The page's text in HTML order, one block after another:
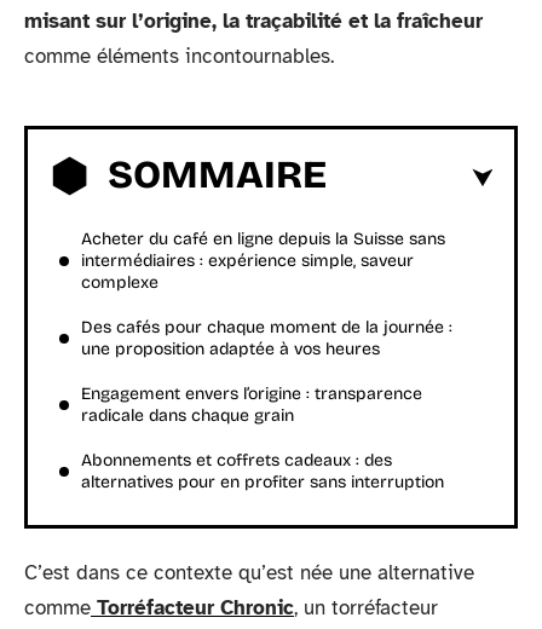
misant sur l’origine, la traçabilité et la fraîcheur
comme éléments incontournables.
SOMMAIRE
Acheter du café en ligne depuis la Suisse sans
intermédiaires : expérience simple, saveur
complexe
Des cafés pour chaque moment de la journée :
une proposition adaptée à vos heures
Engagement envers l’origine : transparence
radicale dans chaque grain
Abonnements et coffrets cadeaux : des
alternatives pour en profiter sans interruption
C’est dans ce contexte qu’est née une alternative
comme Torréfacteur Chronic, un torréfacteur